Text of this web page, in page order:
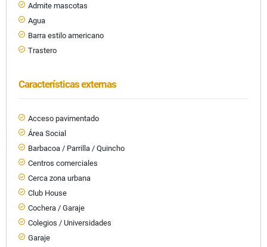
Admite mascotas
Agua
Barra estilo americano
Trastero
Características externas
Acceso pavimentado
Área Social
Barbacoa / Parrilla / Quincho
Centros comerciales
Cerca zona urbana
Club House
Cochera / Garaje
Colegios / Universidades
Garaje